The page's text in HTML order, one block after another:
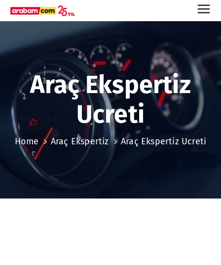
Araç Ekspertiz
Ucreti
Home Araç Ekspertiz Araç Ekspertiz Ucreti